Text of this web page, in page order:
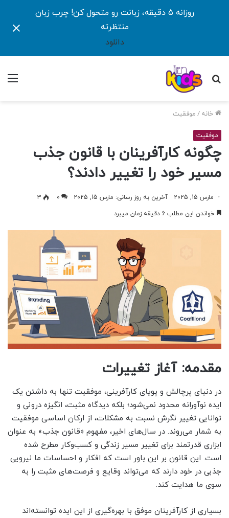
روزانه ۵ دقیقه، زبانت رو متحول کن! چرب زبان
منتظرته
دانلود
جستجو
خانه / موفقیت
موفقیت
چگونه کارآفرینان با قانون جذب
مسیر خود را تغییر دادند؟
مارس 15, 2025 آخرین به روز رسانی: مارس 15, 2025 0
3
خواندن این مطلب 6 دقیقه زمان میبرد
مقدمه: آغاز تغییرات
در دنیای پرچالش و پویای کارآفرینی، موفقیت تنها به داشتن یک
ایده نوآورانه محدود نمی‌شود؛ بلکه دیدگاه مثبت، انگیزه درونی و
توانایی تغییر نگرش نسبت به مشکلات، از ارکان اساسی موفقیت
به شمار می‌روند. در سال‌های اخیر، مفهوم «قانون جذب» به عنوان
ابزاری قدرتمند برای تغییر مسیر زندگی و کسب‌وکار مطرح شده
است. این قانون بر این باور است که افکار و احساسات ما نیرویی
جذبی در خود دارند که می‌تواند وقایع و فرصت‌های مثبت را به
سوی ما هدایت کند.
بسیاری از کارآفرینان موفق با بهره‌گیری از این ایده توانسته‌اند